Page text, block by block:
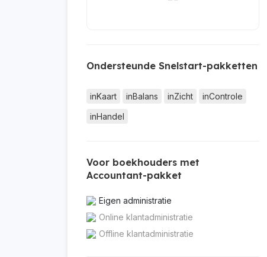
Ondersteunde Snelstart-pakketten
inKaart inBalans inZicht
inControle
inHandel
Voor boekhouders met
Accountant-pakket
Eigen administratie
Online klantadministratie
Offline klantadministratie